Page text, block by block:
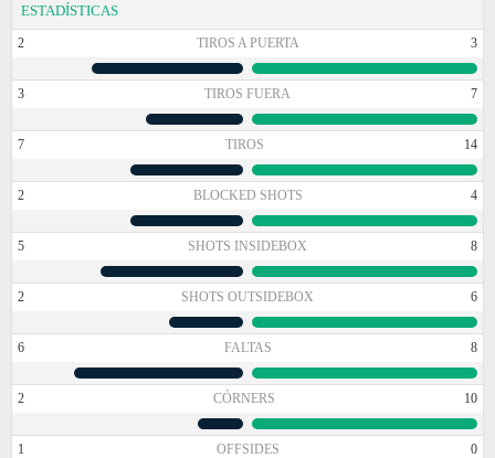
ESTADÍSTICAS
2 TIROS A PUERTA 3
3 TIROS FUERA 7
7 TIROS 14
2 BLOCKED SHOTS 4
5 SHOTS INSIDEBOX 8
2 SHOTS OUTSIDEBOX 6
6 FALTAS 8
2 CÓRNERS 10
1 OFFSIDES 0